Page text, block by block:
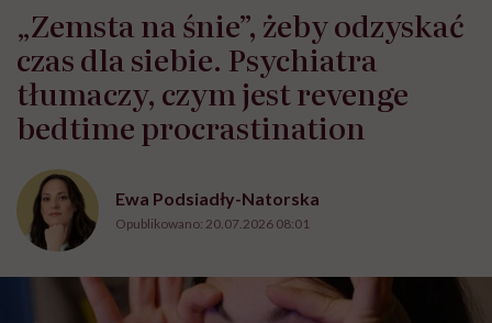
„Zemsta na śnie”, żeby odzyskać
czas dla siebie. Psychiatra
tłumaczy, czym jest revenge
bedtime procrastination
Ewa Podsiadły-Natorska
Opublikowano: 20.07.2026 08:01